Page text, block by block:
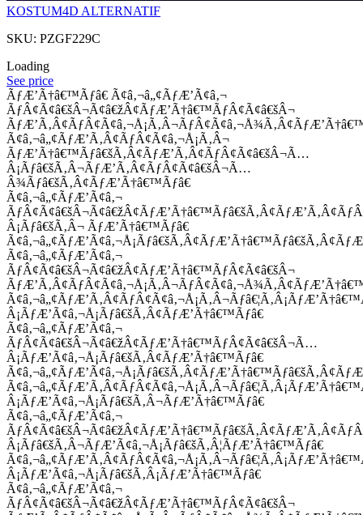
KOSTUM4D ALTERNATIF
SKU: PZGF229C
Loading
See price
ÃƒÆ’Ã†â€™Ãƒâ€ Ã¢â‚¬â„¢ÃƒÆ’Ã¢â‚¬
ÃƒÂ¢Ã¢â€šÂ¬Ã¢â€žÂ¢ÃƒÆ’Ã†â€™ÃƒÂ¢Ã¢â€šÂ¬
Ã¢â‚¬â„¢ÃƒÆ’Ã‚Â¢ÃƒÂ¢Ã¢â‚¬Å¡Ã‚Â¬
ÃƒÆ’Ã†â€™Ãƒâ€šÃ‚Â¢ÃƒÆ’Ã‚Â¢ÃƒÂ¢Ã¢â€šÂ¬Ã…
Â¡Ãƒâ€šÃ‚Â¬ÃƒÆ’Ã‚Â¢ÃƒÂ¢Ã¢â€šÂ¬Ã…
Â¾Ãƒâ€šÃ‚Â¢ÃƒÆ’Ã†â€™Ãƒâ€
Ã¢â‚¬â„¢ÃƒÆ’Ã¢â‚¬
Â¡Ãƒâ€šÃ‚Â¬ ÃƒÆ’Ã†â€™Ãƒâ€
Ã¢â‚¬â„¢ÃƒÆ’Ã¢â‚¬
ÃƒÂ¢Ã¢â€šÂ¬Ã¢â€žÂ¢ÃƒÆ’Ã†â€™ÃƒÂ¢Ã¢â€šÂ¬
Â¡ÃƒÆ’Ã¢â‚¬Å¡Ãƒâ€šÃ‚Â¢ÃƒÆ’Ã†â€™Ãƒâ€
Ã¢â‚¬â„¢ÃƒÆ’Ã¢â‚¬
ÃƒÂ¢Ã¢â€šÂ¬Ã¢â€žÂ¢ÃƒÆ’Ã†â€™ÃƒÂ¢Ã¢â€šÂ¬Ã…
Â¡ÃƒÆ’Ã¢â‚¬Å¡Ãƒâ€šÃ‚Â¢ÃƒÆ’Ã†â€™Ãƒâ€
Â¡ÃƒÆ’Ã¢â‚¬Å¡Ãƒâ€šÃ‚Â¬ÃƒÆ’Ã†â€™Ãƒâ€
Ã¢â‚¬â„¢ÃƒÆ’Ã¢â‚¬
Â¡Ãƒâ€šÃ‚Â¬ÃƒÆ’Ã¢â‚¬Å¡Ãƒâ€šÃ‚Â¦ÃƒÆ’Ã†â€™Ãƒâ€
Â¡ÃƒÆ’Ã¢â‚¬Å¡Ãƒâ€šÃ‚Â¡ÃƒÆ’Ã†â€™Ãƒâ€
Ã¢â‚¬â„¢ÃƒÆ’Ã¢â‚¬
ÃƒÂ¢Ã¢â€šÂ¬Ã¢â€žÂ¢ÃƒÆ’Ã†â€™ÃƒÂ¢Ã¢â€šÂ¬